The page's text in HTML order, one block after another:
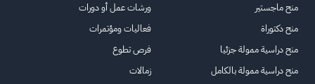
منح ماجستير
منح دكتوراة
منح دراسية ممولة جزئيا
منح دراسية ممولة بالكامل
ورشات عمل أو دورات
فعاليات ومؤتمرات
فرص تطوع
زمالات